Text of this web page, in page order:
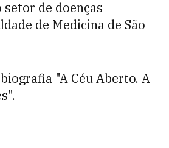
de doenças
de Medicina de São
"A Céu Aberto. A